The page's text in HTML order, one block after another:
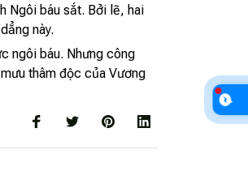
Ngôi báu sắt. Bởi lẽ, hai
này.
ngôi báu. Nhưng công
thâm độc của Vương